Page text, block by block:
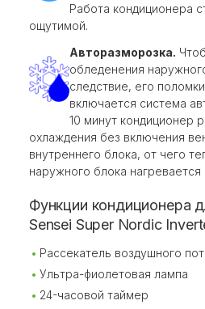
Работа кондиционера
ощутимой.
Авторазморозка.
обледенения
следствие, его
включается система
10 минут кондиционер
охлаждения без включения
внутреннего блока, от чего
наружного блока нагревается
Функции кондиционера
Sensei Super Nordic
Рассекатель воздушного
Ультра-фиолетовая лампа
24-часовой таймер